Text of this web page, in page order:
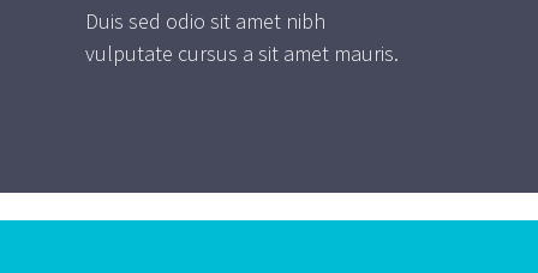
Duis sed odio sit amet nibh
vulputate cursus a sit amet mauris.